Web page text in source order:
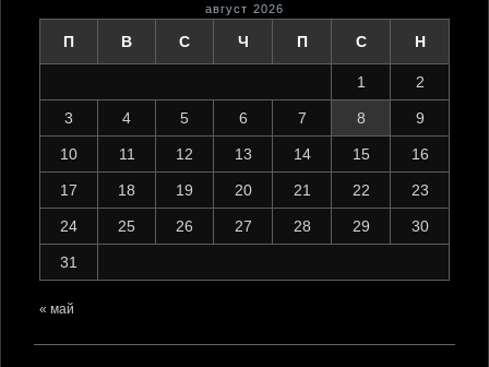
август 2026
П В С Ч П С Н
1 2
3 4 5 6 7 8 9
10 11 12 13 14 15 16
17 18 19 20 21 22 23
24 25 26 27 28 29 30
31
« май